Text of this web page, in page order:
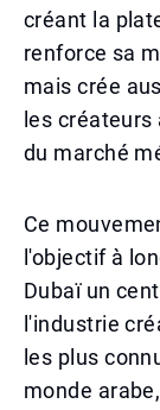
créant la
renforce sa
mais crée
les
du marché
Ce
l'objectif à
Dubaï un
l'industrie
les plus
monde